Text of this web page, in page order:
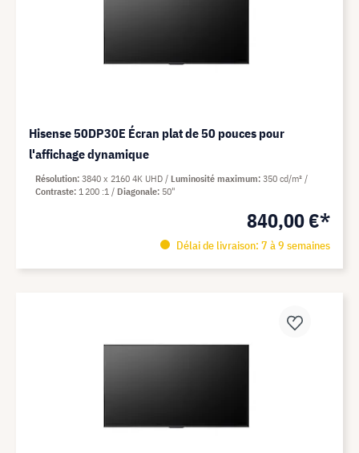
Hisense 50DP30E Écran plat de 50 pouces pour
l'affichage dynamique
840,00 €*
Délai de livraison: 7 à 9 semaines
Résolution 3840 x 2160 4K UHD Luminosité maximum 350 cd/m²
Contraste 1 200 :1 Diagonale 50"